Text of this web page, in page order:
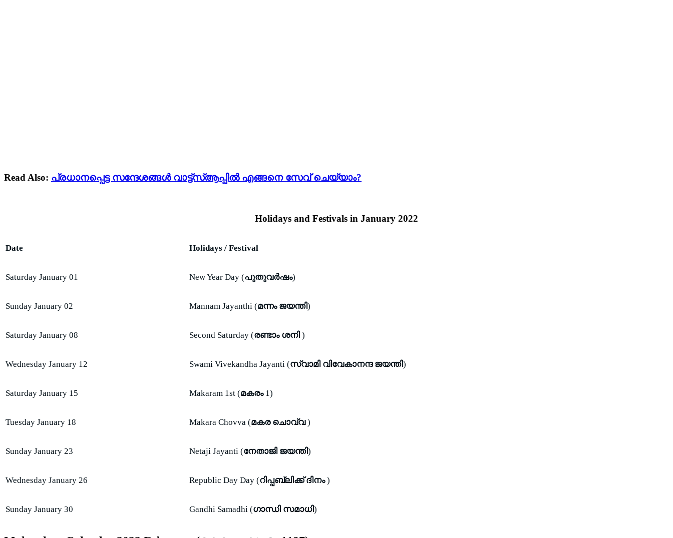
Read Also: പ്രധാനപ്പെട്ട സന്ദേശങ്ങൾ വാട്ട്‌സ്ആപ്പിൽ എങ്ങനെ സേവ് ചെയ്യാം?
Holidays and Festivals in January 2022
Date Holidays / Festival
Saturday January 01 New Year Day (പുതുവര്‍ഷം)
Sunday January 02 Mannam Jayanthi (മന്നം ജയന്തി)
Saturday January 08 Second Saturday (രണ്ടാം ശനി )
Wednesday January 12 Swami Vivekandha Jayanti (സ്വാമി വിവേകാനന്ദ ജയന്തി)
Saturday January 15 Makaram 1st (മകരം1)
Tuesday January 18 Makara Chovva (മകര ചൊവ്വ)
Sunday January 23 Netaji Jayanti (നേതാജി ജയന്തി)
Wednesday January 26 Republic Day Day (റിപ്പബ്ലിക്ക് ദിനം)
Sunday January 30 Gandhi Samadhi (ഗാന്ധി സമാധി)